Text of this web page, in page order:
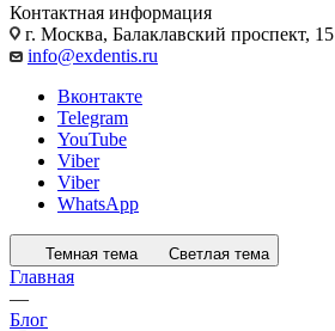
Контактная информация
г. Москва, Балаклавский проспект, 15
info@exdentis.ru
Вконтакте
Telegram
YouTube
Viber
Viber
WhatsApp
Темная тема Светлая тема
Главная
—
Блог